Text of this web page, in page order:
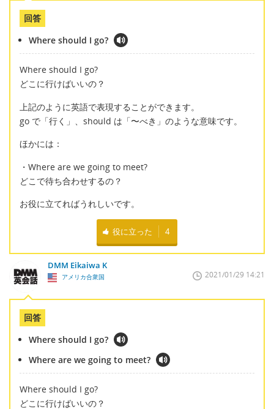
回答
Where should I go?
Where should I go?
どこに行けばいいの？
上記のように英語で表現することができます。
go で「行く」、should は「〜べき」のような意味です。
ほかには：
・Where are we going to meet?
どこで待ち合わせするの？
お役に立てればうれしいです。
役に立った 4
DMM Eikaiwa K
アメリカ合衆国 2021/01/29 14:21
回答
Where should I go?
Where are we going to meet?
Where should I go?
どこに行けばいいの？